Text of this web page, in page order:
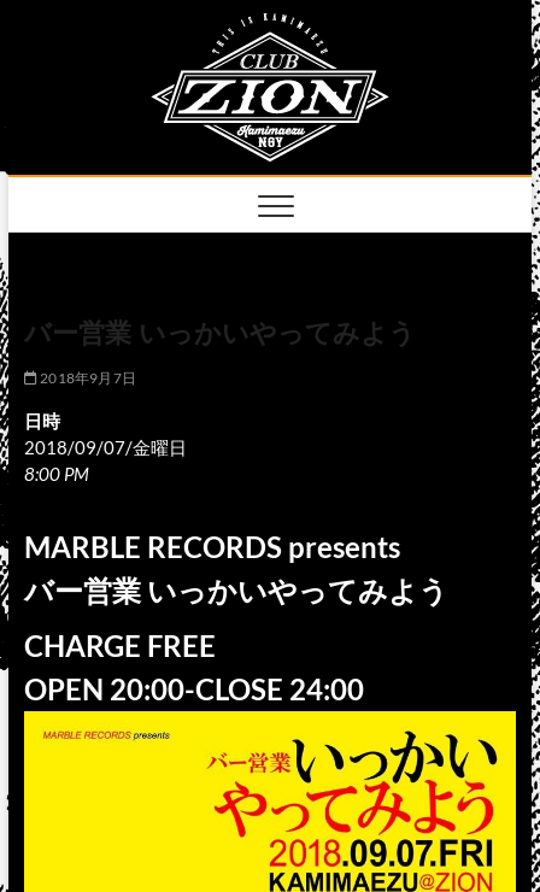
バー営業 いっかいやってみよう
2018年9月7日
日時
2018/09/07/金曜日
8:00 PM
MARBLE RECORDS presents
バー営業 いっかいやってみよう
CHARGE FREE
OPEN 20:00-CLOSE 24:00